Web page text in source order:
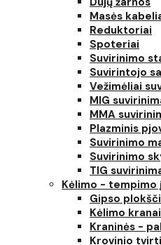
Masės
Reduktoriai
Spoteriai
Suvirinimo
Suvirintojo
Vežimėliai
MIG
MMA
Plazminis
Suvirinimo
Suvirinimo
TIG
Kėlimo - tempimo
Gipso
Kėlimo kranai
Kraninės -
Krovinio